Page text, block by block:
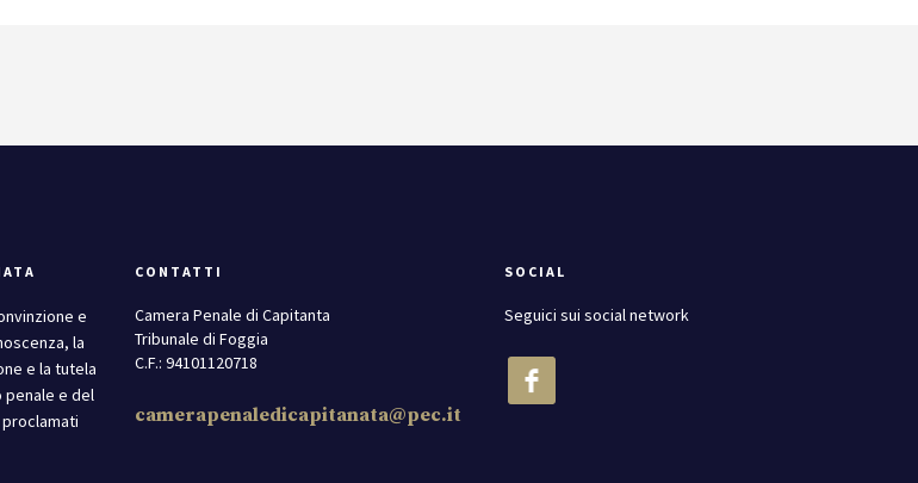
e
la
e la tutela
e del
CONTATTI
Camera Penale di Capitanta
Tribunale di Foggia
C.F.: 94101120718
camerapenaledicapitanata@pec.it
SOCIAL
Seguici sui social network